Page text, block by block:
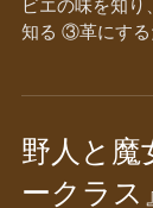
解体と毛
ビエの味を知り
業内容】 雪が
ちは動きがとり
狩猟のベストシ